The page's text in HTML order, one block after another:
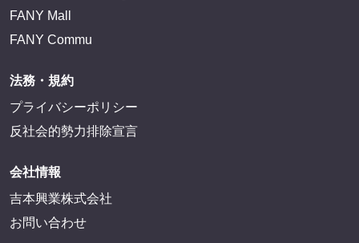
FANY Mall
FANY Commu
法務・規約
プライバシーポリシー
反社会的勢力排除宣言
会社情報
吉本興業株式会社
お問い合わせ